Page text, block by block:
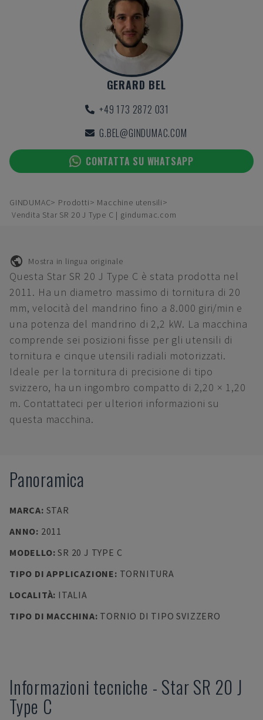
GERARD BEL
+49 173 2872 031
G.BEL@GINDUMAC.COM
CONTATTA SU WHATSAPP
GINDUMAC Prodotti
Macchine utensili
Vendita Star SR 20 J Type C | gindumac.com
Mostra in lingua originale
Questa Star SR 20 J Type C è stata prodotta nel
2011. Ha un diametro massimo di tornitura di 20
mm, velocità del mandrino fino a 8.000 giri/min e
una potenza del mandrino di 2,2 kW. La macchina
comprende sei posizioni fisse per gli utensili di
tornitura e cinque utensili radiali motorizzati.
Ideale per la tornitura di precisione di tipo
svizzero, ha un ingombro compatto di 2,20 × 1,20
m. Contattateci per ulteriori informazioni su
questa macchina.
Panoramica
MARCA: STAR
ANNO: 2011
MODELLO:SR 20 J TYPE C
TIPO DI APPLICAZIONE: TORNITURA
LOCALITÀ: ITALIA
TIPO DI MACCHINA: TORNIO DI TIPO SVIZZERO
Informazioni tecniche - StarSR 20 J
Type C